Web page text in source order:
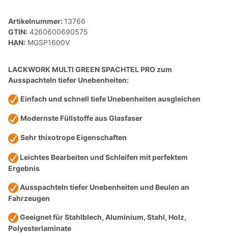
Artikelnummer: 13766
GTIN: 4260600690575
HAN: MGSP1600V
LACKWORK MULTI GREEN SPACHTEL PRO zum
Ausspachteln tiefer Unebenheiten:
Einfach und schnell tiefe Unebenheiten ausgleichen
Modernste Füllstoffe aus Glasfaser
Sehr thixotrope Eigenschaften
Leichtes Bearbeiten und Schleifen mit perfektem
Ergebnis
Ausspachteln tiefer Unebenheiten und Beulen an
Fahrzeugen
Geeignet für Stahlblech, Aluminium, Stahl, Holz,
Polyesterlaminate